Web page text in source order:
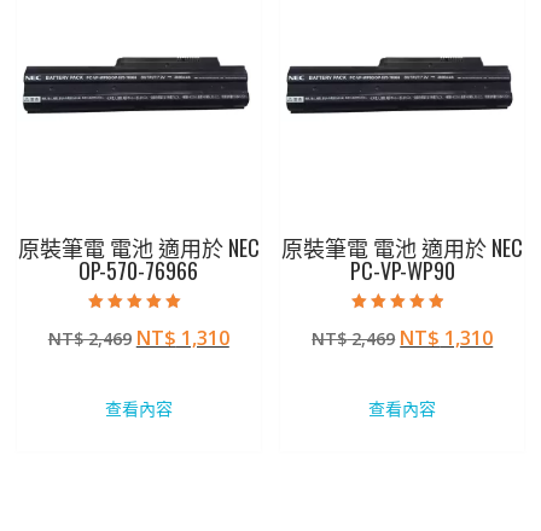
原裝筆電 電池 適用於 NEC
OP-570-76966
5.00
滿分 5
NT$2,469 原
格：
NT$ 1,310目
查看內容
原裝筆電 電池 適用於 NEC
PC-VP-WP90
4.50
滿分 5
NT$2,469 原
格：
NT$ 1,310目
查看內容